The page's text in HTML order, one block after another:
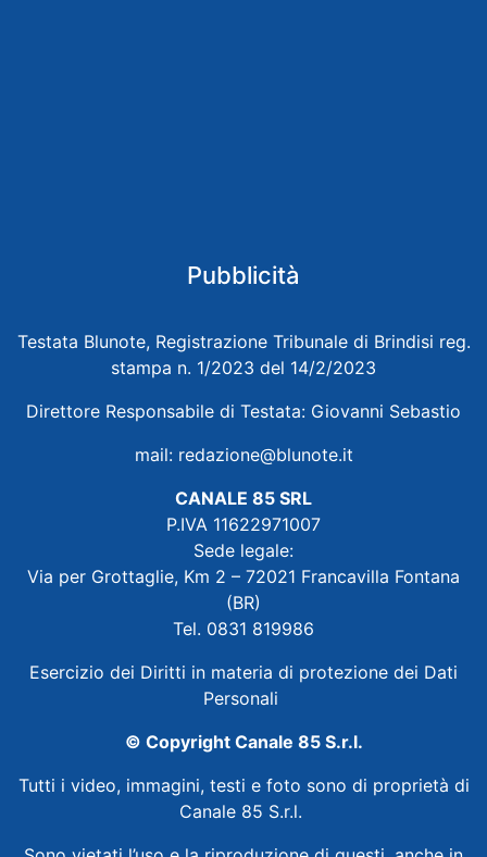
Pubblicità
Testata Blunote, Registrazione Tribunale di Brindisi reg.
stampa n. 1/2023 del 14/2/2023
Direttore Responsabile di Testata: Giovanni Sebastio
mail: redazione@blunote.it
CANALE 85 SRL
P.IVA 11622971007
Sede legale:
Via per Grottaglie, Km 2 – 72021 Francavilla Fontana
(BR)
Tel. 0831 819986
Esercizio dei Diritti in materia di protezione dei Dati
Personali
© Copyright Canale 85 S.r.l.
Tutti i video, immagini, testi e foto sono di proprietà di
Canale 85 S.r.l.